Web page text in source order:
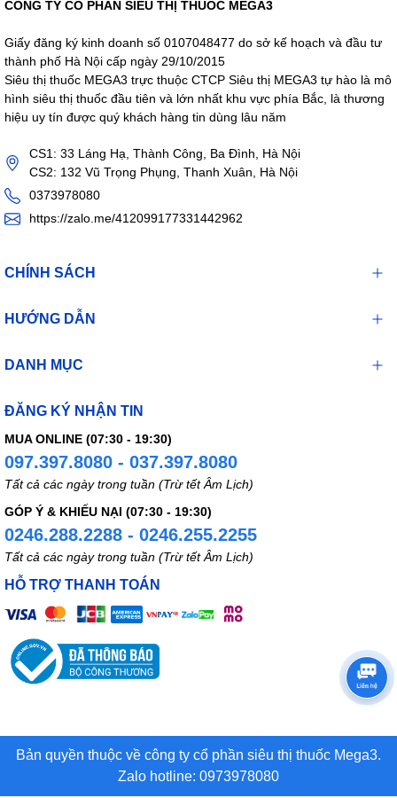
CÔNG TY CỔ PHẦN SIÊU THỊ THUỐC MEGA3
Giấy đăng ký kinh doanh số 0107048477 do sở kế hoạch và đầu tư
thành phố Hà Nội cấp ngày 29/10/2015
Siêu thị thuốc MEGA3 trực thuộc CTCP Siêu thị MEGA3 tự hào là mô
hình siêu thị thuốc đầu tiên và lớn nhất khu vực phía Bắc, là thương
hiệu uy tín được quý khách hàng tin dùng lâu năm
CS1: 33 Láng Hạ, Thành Công, Ba Đình, Hà Nội
CS2: 132 Vũ Trọng Phụng, Thanh Xuân, Hà Nội
0373978080
https://zalo.me/412099177331442962
CHÍNH SÁCH
HƯỚNG DẪN
DANH MỤC
ĐĂNG KÝ NHẬN TIN
MUA ONLINE (07:30 - 19:30)
097.397.8080 - 037.397.8080
Tất cả các ngày trong tuần (Trừ tết Âm Lịch)
GÓP Ý & KHIẾU NẠI (07:30 - 19:30)
0246.288.2288 - 0246.255.2255
Tất cả các ngày trong tuần (Trừ tết Âm Lịch)
HỖ TRỢ THANH TOÁN
Bản quyền thuộc về công ty cổ phần siêu thị thuốc Mega3.
Zalo hotline: 0973978080